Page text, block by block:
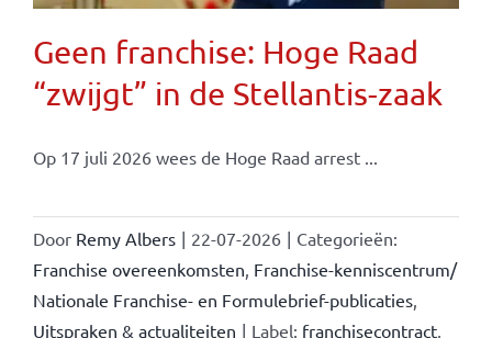
Geen franchise: Hoge Raad
“zwijgt” in de Stellantis-zaak
Op 17 juli 2026 wees de Hoge Raad arrest ...
Door Remy Albers | 22-07-2026 | Categorieën:
Franchise overeenkomsten, Franchise-kenniscentrum/
Nationale Franchise- en Formulebrief-publicaties,
Uitspraken & actualiteiten | Label: franchisecontract,